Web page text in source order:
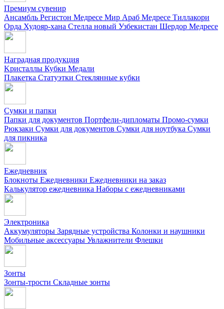
Премиум сувенир
Ансамбль Регистон Медресе Мир Араб Медресе Тиллакори
Орда Худояр-хана Стелла новый Узбекистан Шердор Медресе
Наградная продукция
Kристаллы Кубки Медали
Плакетка Статуэтки Стеклянные кубки
Сумки и папки
Папки для документов Портфели-дипломаты Промо-сумки
Рюкзаки Сумки для документов Сумки для ноутбука Сумки
для пикника
Ежедневник
Блокноты Ежедневники Ежедневники на заказ
Калькулятор ежедневника Наборы с ежедневниками
Электроника
Аккумуляторы Зарядные устройства Колонки и наушники
Мобильные аксессуары Увлажнители Флешки
Зонты
Зонты-трости Складные зонты